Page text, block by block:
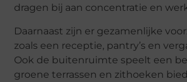
dragen bij aan concentratie en
Daarnaast zijn er gezamenlijke
zoals een receptie, pantry’s en
Ook de buitenruimte speelt een
groene terrassen en zithoeken